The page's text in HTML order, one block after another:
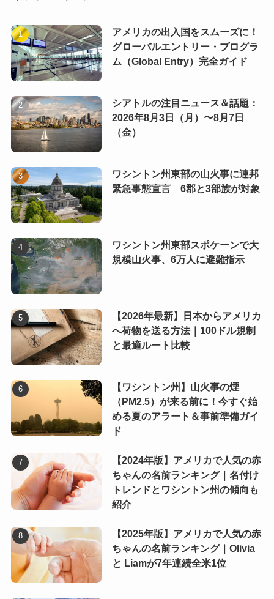
アメリカの出入国をスムーズに！
グローバルエントリー・プログラ
ム（Global Entry）完全ガイド
シアトルの注目ニュース＆話題：
2026年8月3日（月）〜8月7日
（金）
ワシントン州東部の山火事に連邦
緊急事態宣言 6郡と3部族が対象
ワシントン州東部スポケーンで大
規模山火事、6万人に避難指示
【2026年最新】日本からアメリカ
へ荷物を送る方法｜100ドル規制
と最適ルート比較
【ワシントン州】山火事の煙
（PM2.5）が来る前に！今すぐ始
める夏のアラート＆事前準備ガイ
ド
【2024年版】アメリカで人気の赤
ちゃんの名前ランキング｜名付け
トレンドとワシントン州の傾向も
紹介
【2025年版】アメリカで人気の赤
ちゃんの名前ランキング｜Olivia
と Liamが7年連続全米1位